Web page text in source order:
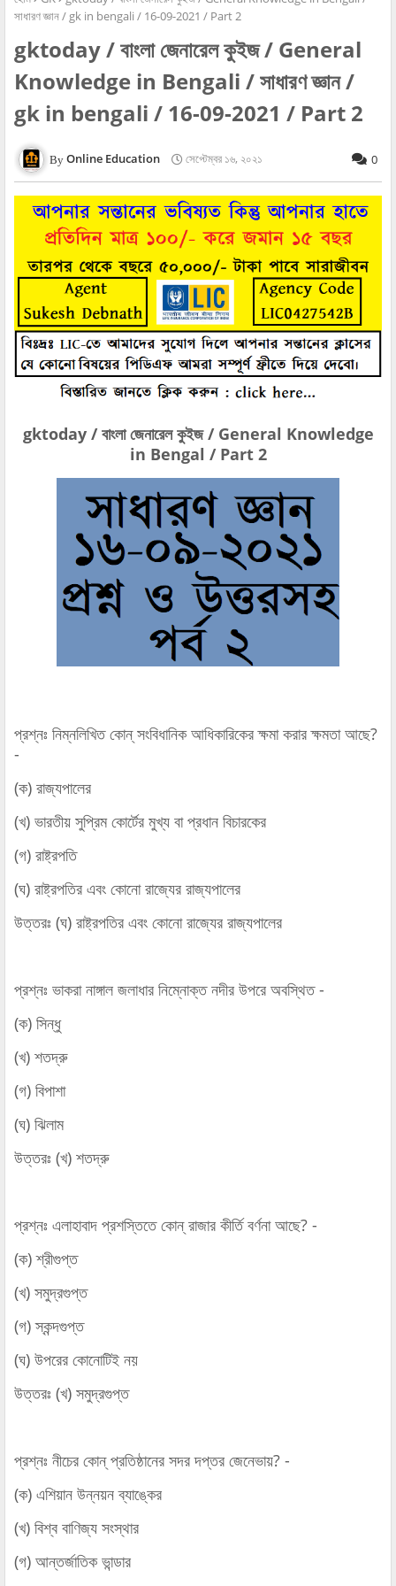
সাধারণ জ্ঞান / gk in bengali / 16-09-2021 / Part 2
gktoday / বাংলা জেনারেল কুইজ / General
Knowledge in Bengali / সাধারণ জ্ঞান /
gk in bengali / 16-09-2021 / Part 2
Online Education সেপ্টেম্বর ১৬, ২০২১ 0
gktoday / বাংলা জেনারেল কুইজ / General Knowledge
in Bengal / Part 2
প্রশ্নঃ নিম্নলিখিত কোন্‌ সংবিধানিক আধিকারিকের ক্ষমা করার ক্ষমতা আছে?
-
(ক) রাজ্যপালের
(খ) ভারতীয় সুপ্রিম কোর্টের মুখ্য বা প্রধান বিচারকের
(গ) রাষ্ট্রপতি
(ঘ) রাষ্ট্রপতির এবং কোনো রাজ্যের রাজ্যপালের
উত্তরঃ (ঘ) রাষ্ট্রপতির এবং কোনো রাজ্যের রাজ্যপালের
প্রশ্নঃ ভাকরা নাঙ্গাল জলাধার নিম্নোক্ত নদীর উপরে অবস্থিত -
(ক) সিন্ধু
(খ) শতদ্রু
(গ) বিপাশা
(ঘ) ঝিলাম
উত্তরঃ (খ) শতদ্রু
প্রশ্নঃ এলাহাবাদ প্রশস্তিতে কোন্‌ রাজার কীর্তি বর্ণনা আছে? -
(ক) শ্রীগুপ্ত
(খ) সমুদ্রগুপ্ত
(গ) স্কন্দগুপ্ত
(ঘ) উপরের কোনোটিই নয়
উত্তরঃ (খ) সমুদ্রগুপ্ত
প্রশ্নঃ নীচের কোন্‌ প্রতিষ্ঠানের সদর দপ্তর জেনেভায়? -
(ক) এশিয়ান উন্নয়ন ব্যাঙ্কের
(খ) বিশ্ব বাণিজ্য সংস্থার
(গ) আন্তর্জাতিক ভান্ডার